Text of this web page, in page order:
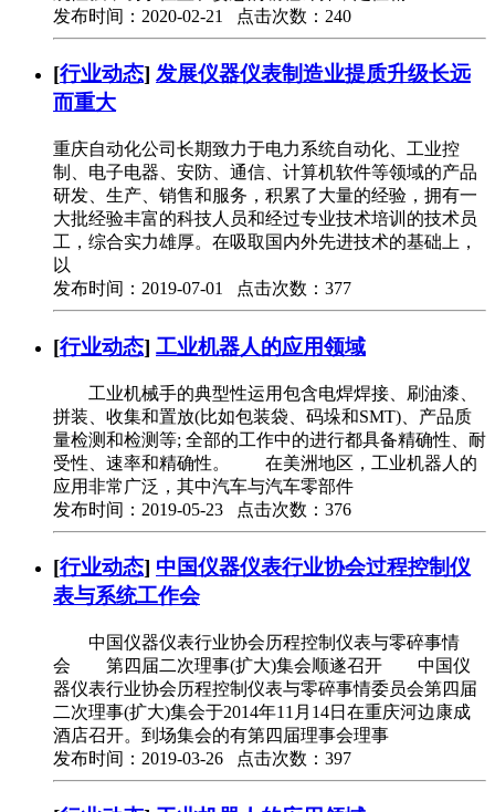
发布时间：2020-02-21 点击次数：240
[行业动态] 发展仪器仪表制造业提质升级长远
而重大
重庆自动化公司长期致力于电力系统自动化、工业控
制、电子电器、安防、通信、计算机软件等领域的产品
研发、生产、销售和服务，积累了大量的经验，拥有一
大批经验丰富的科技人员和经过专业技术培训的技术员
工，综合实力雄厚。在吸取国内外先进技术的基础上，
以
发布时间：2019-07-01 点击次数：377
[行业动态] 工业机器人的应用领域
工业机械手的典型性运用包含电焊焊接、刷油漆、
拼装、收集和置放(比如包装袋、码垛和SMT)、产品质
量检测和检测等; 全部的工作中的进行都具备精确性、耐
受性、速率和精确性。 在美洲地区，工业机器人的
应用非常广泛，其中汽车与汽车零部件
发布时间：2019-05-23 点击次数：376
[行业动态] 中国仪器仪表行业协会过程控制仪
表与系统工作会
中国仪器仪表行业协会历程控制仪表与零碎事情
会 第四届二次理事(扩大)集会顺遂召开 中国仪
器仪表行业协会历程控制仪表与零碎事情委员会第四届
二次理事(扩大)集会于2014年11月14日在重庆河边康成
酒店召开。到场集会的有第四届理事会理事
发布时间：2019-03-26 点击次数：397